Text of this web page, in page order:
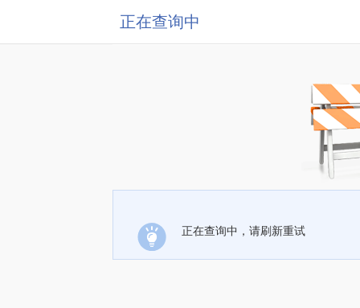
正在查询中
正在查询中，请刷新重试